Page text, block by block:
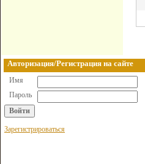
Авторизация/Регистрация на сайте
Имя
Пароль
Зарегистрироваться